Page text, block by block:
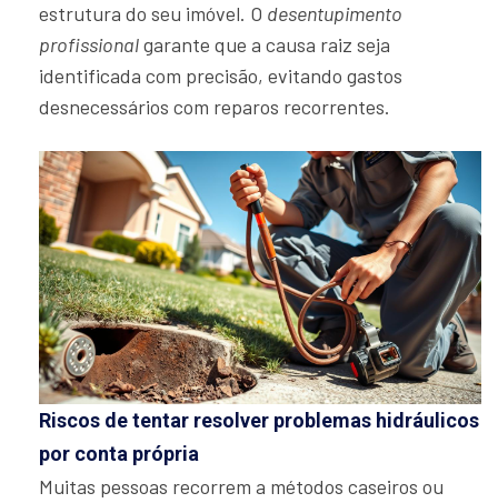
estrutura do seu imóvel. O desentupimento
profissionalgarante que a causa raiz seja
identificada com precisão, evitando gastos
desnecessários com reparos recorrentes.
Riscos de tentar resolver problemas hidráulicos
por conta própria
Muitas pessoas recorrem a métodos caseiros ou